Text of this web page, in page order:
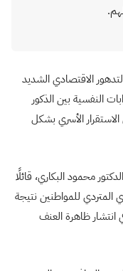
الاقتصادي الشديد
النفسية بين الذكور
الأسري بشكل
محمود البكاري، قائلًا
للمواطنين نتيجة
انتشار ظاهرة العنف